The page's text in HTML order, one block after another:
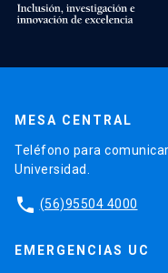
MESA CENTRAL
Teléfono para
Universidad.
phone (56)95504 4000
EMERGENCIAS UC